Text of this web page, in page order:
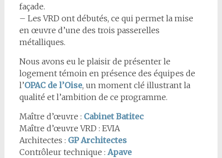
façade.
– Les VRD ont débutés, ce qui permet la mise
en œuvre d’une des trois passerelles
métalliques.
Nous avons eu le plaisir de présenter le
logement témoin en présence des équipes de
l’OPAC de l’Oise, un moment clé illustrant la
qualité et l’ambition de ce programme.
Maître d’œuvre : Cabinet Batitec
Maître d’œuvre VRD : EVIA
Architectes : GP Architectes
Contrôleur technique : Apave